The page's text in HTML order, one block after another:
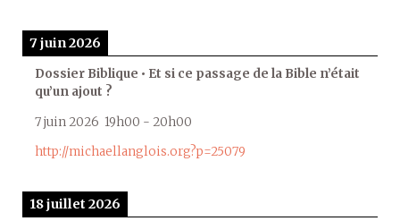
7 juin 2026
Dossier Biblique • Et si ce passage de la Bible n’était
qu’un ajout ?
7 juin 2026 19h00 - 20h00
http://michaellanglois.org?p=25079
18 juillet 2026